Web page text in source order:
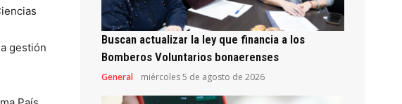
gestión
Buscan actualizar la ley que financia a los
Bomberos Voluntarios bonaerenses
General miércoles 5 de agosto de 2026